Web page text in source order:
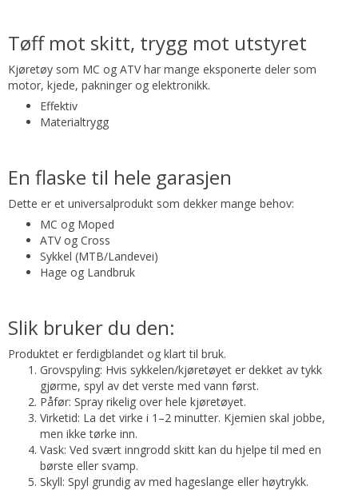
Tøff mot skitt, trygg mot utstyret
Kjøretøy som MC og ATV har mange eksponerte deler som
motor, kjede, pakninger og elektronikk.
Effektiv
Materialtrygg
En flaske til hele garasjen
Dette er et universalprodukt som dekker mange behov:
MC og Moped
ATV og Cross
Sykkel (MTB/Landevei)
Hage og Landbruk
Slik bruker du den:
Produktet er ferdigblandet og klart til bruk.
Grovspyling: Hvis sykkelen/kjøretøyet er dekket av tykk
gjørme, spyl av det verste med vann først.
Påfør: Spray rikelig over hele kjøretøyet.
Virketid: La det virke i 1–2 minutter. Kjemien skal jobbe,
men ikke tørke inn.
Vask: Ved svært inngrodd skitt kan du hjelpe til med en
børste eller svamp.
Skyll: Spyl grundig av med hageslange eller høytrykk.